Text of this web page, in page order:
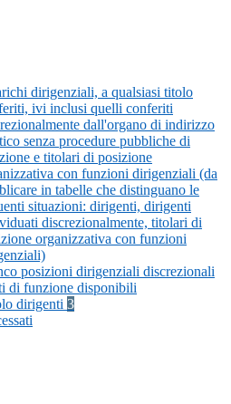
dirigenziali, a qualsiasi titolo
ivi inclusi quelli conferiti
dall'organo di indirizzo
senza procedure pubbliche di
e titolari di posizione
con funzioni dirigenziali (da
in tabelle che distinguano le
situazioni: dirigenti, dirigenti
discrezionalmente, titolari di
organizzativa con funzioni
posizioni dirigenziali discrezionali
di funzione disponibili
dirigenti 3